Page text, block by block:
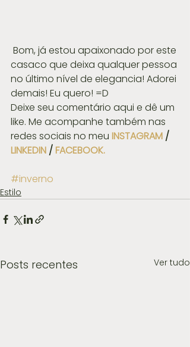
casaco que deixa qualquer pessoa
no último nível de elegancia! Adorei
demais! Eu quero! =D
Deixe seu comentário aqui e dê um
like. Me acompanhe também nas
redes sociais no meu INSTAGRAM /
LINKEDIN / FACEBOOK.
#inverno
Estilo
Posts recentes Ver tudo